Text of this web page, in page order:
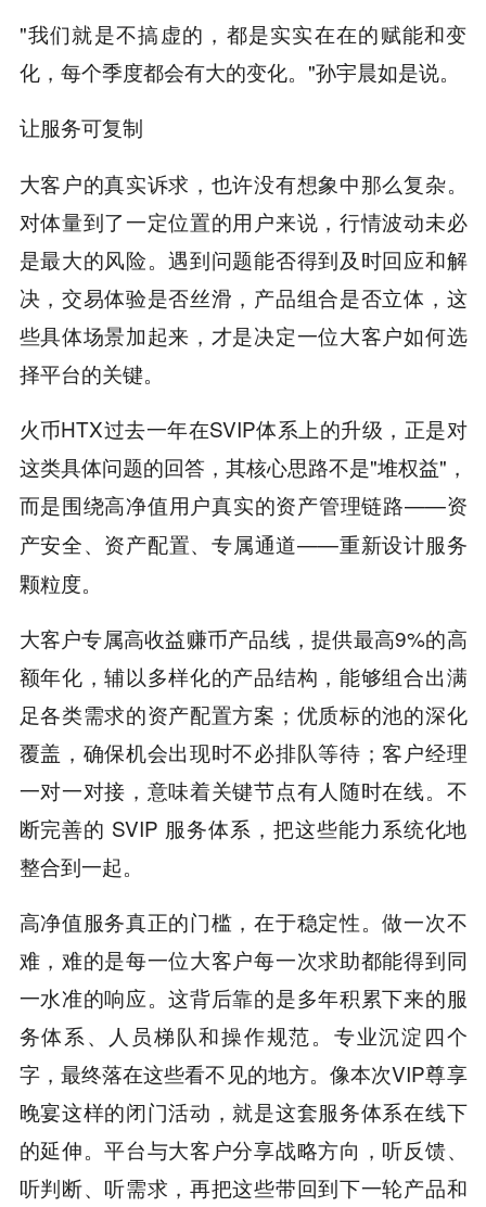
"我们就是不搞虚的，都是实实在在的赋能和变
化，每个季度都会有大的变化。"孙宇晨如是说。
让服务可复制
大客户的真实诉求，也许没有想象中那么复杂。
对体量到了一定位置的用户来说，行情波动未必
是最大的风险。遇到问题能否得到及时回应和解
决，交易体验是否丝滑，产品组合是否立体，这
些具体场景加起来，才是决定一位大客户如何选
择平台的关键。
火币HTX过去一年在SVIP体系上的升级，正是对
这类具体问题的回答，其核心思路不是"堆权益"，
而是围绕高净值用户真实的资产管理链路——资
产安全、资产配置、专属通道——重新设计服务
颗粒度。
大客户专属高收益赚币产品线，提供最高9%的高
额年化，辅以多样化的产品结构，能够组合出满
足各类需求的资产配置方案；优质标的池的深化
覆盖，确保机会出现时不必排队等待；客户经理
一对一对接，意味着关键节点有人随时在线。不
断完善的 SVIP 服务体系，把这些能力系统化地
整合到一起。
高净值服务真正的门槛，在于稳定性。做一次不
难，难的是每一位大客户每一次求助都能得到同
一水准的响应。这背后靠的是多年积累下来的服
务体系、人员梯队和操作规范。专业沉淀四个
字，最终落在这些看不见的地方。像本次VIP尊享
晚宴这样的闭门活动，就是这套服务体系在线下
的延伸。平台与大客户分享战略方向，听反馈、
听判断、听需求，再把这些带回到下一轮产品和